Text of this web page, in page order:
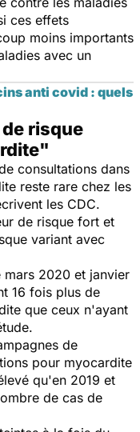
ces effets
moins importants
avec un
anti covid : quels
risque
consultations dans
reste rare chez les
les CDC.
de risque fort et
variant avec
mars 2020 et janvier
16 fois plus de
que ceux n'ayant
de
pour myocardite
qu'en 2019 et
de cas de